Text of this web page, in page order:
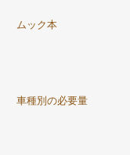
ムック本
車種別の必要量